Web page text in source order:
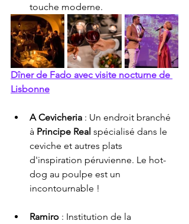
touche moderne.
Dîner de Fado avec visite nocturne de
Lisbonne
A Cevicheria : Un endroit branché
à Principe Real spécialisé dans le
ceviche et autres plats
d'inspiration péruvienne. Le hot-
dog au poulpe est un
incontournable !
Ramiro : Institution de la